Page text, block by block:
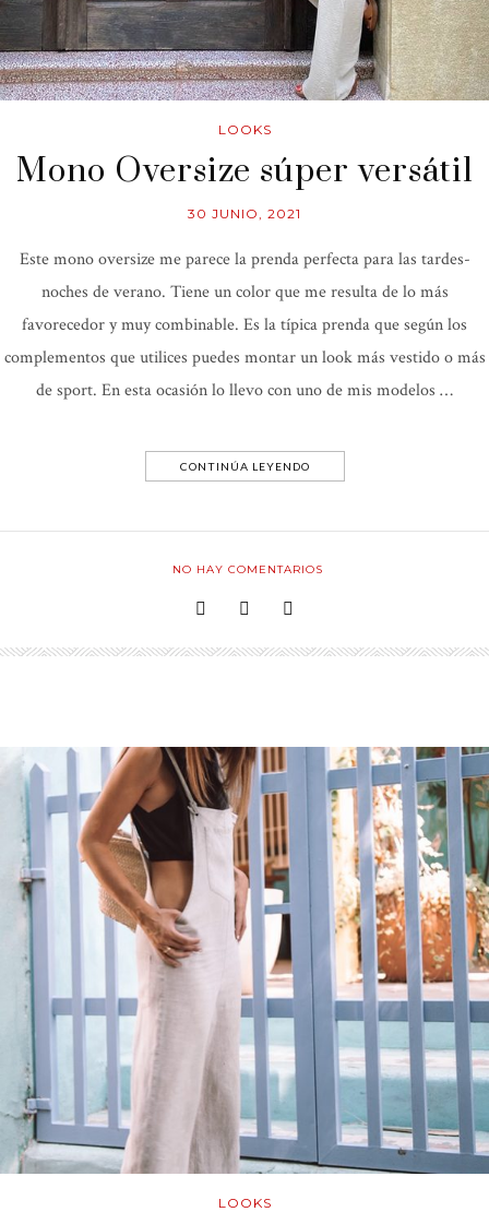
LOOKS
Mono Oversize súper versátil
30 JUNIO, 2021
Este mono oversize me parece la prenda perfecta para las tardes-
noches de verano. Tiene un color que me resulta de lo más
favorecedor y muy combinable. Es la típica prenda que según los
complementos que utilices puedes montar un look más vestido o más
de sport. En esta ocasión lo llevo con uno de mis modelos …
CONTINÚA LEYENDO
NO HAY COMENTARIOS
LOOKS